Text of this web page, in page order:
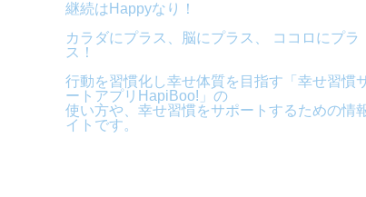
継続はHappyなり！
カラダにプラス、脳にプラス、 ココロにプラ
ス！
行動を習慣化し幸せ体質を目指す「幸せ習慣
ートアプリHapiBoo!」の
使い方や、幸せ習慣をサポートするための情
イトです。